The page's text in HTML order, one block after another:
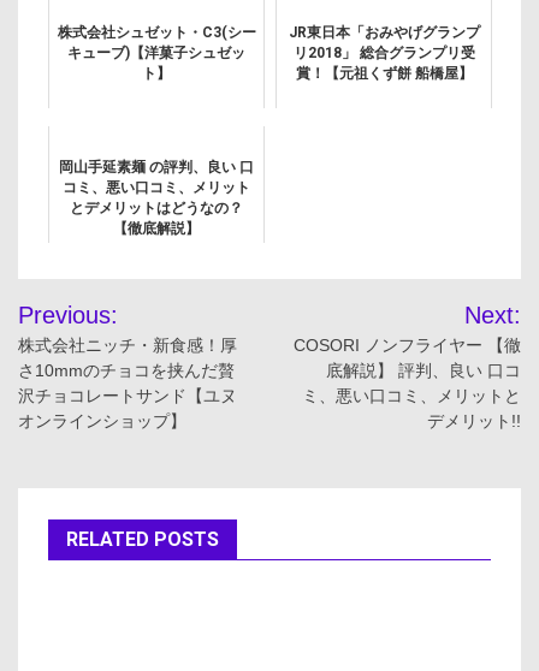
株式会社シュゼット・C3(シー
キューブ)【洋菓子シュゼッ
ト】
JR東日本「おみやげグランプ
リ2018」 総合グランプリ受
賞！【元祖くず餅 船橋屋】
岡山手延素麺 の評判、良い 口
コミ、悪い口コミ、メリット
とデメリットはどうなの？
【徹底解説】
投
稿
ナ
ー
Previous:
株式会社ニッチ・新食感！厚
さ10mmのチョコを挟んだ贅
沢チョコレートサンド【ユヌ
オンラインショップ】
Next:
COSORI ノンフライヤー 【徹
底解説】 評判、良い 口コ
ミ、悪い口コミ、メリットと
デメリット!!
RELATED POSTS